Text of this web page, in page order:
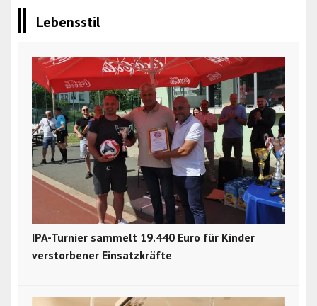
Lebensstil
IPA-Turnier sammelt 19.440 Euro für Kinder
verstorbener Einsatzkräfte